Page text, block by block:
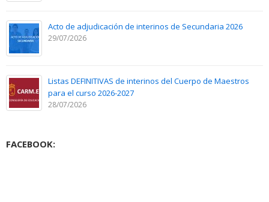
Acto de adjudicación de interinos de Secundaria 2026
29/07/2026
Listas DEFINITIVAS de interinos del Cuerpo de Maestros
para el curso 2026-2027
28/07/2026
FACEBOOK: